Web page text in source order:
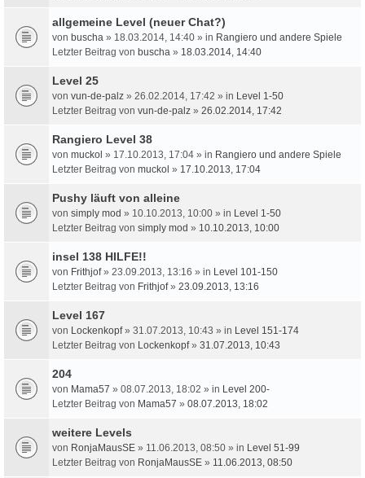
allgemeine Level (neuer Chat?)
von buscha » 18.03.2014, 14:40 » in Rangiero und andere Spiele
Letzter Beitrag von buscha » 18.03.2014, 14:40
Level 25
von vun-de-palz » 26.02.2014, 17:42 » in Level 1-50
Letzter Beitrag von vun-de-palz » 26.02.2014, 17:42
Rangiero Level 38
von muckol » 17.10.2013, 17:04 » in Rangiero und andere Spiele
Letzter Beitrag von muckol » 17.10.2013, 17:04
Pushy läuft von alleine
von simply mod » 10.10.2013, 10:00 » in Level 1-50
Letzter Beitrag von simply mod » 10.10.2013, 10:00
insel 138 HILFE!!
von Frithjof» 23.09.2013, 13:16 » in Level 101-150
Letzter Beitrag von Frithjof» 23.09.2013, 13:16
Level 167
von Lockenkopf» 31.07.2013, 10:43 » in Level 151-174
Letzter Beitrag von Lockenkopf» 31.07.2013, 10:43
204
von Mama57 » 08.07.2013, 18:02 » in Level 200-
Letzter Beitrag von Mama57 » 08.07.2013, 18:02
weitere Levels
von RonjaMausSE » 11.06.2013, 08:50 » in Level 51-99
Letzter Beitrag von RonjaMausSE » 11.06.2013, 08:50